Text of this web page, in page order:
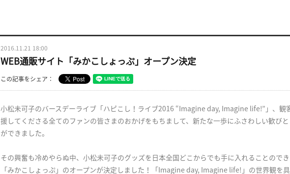
2016.11.21 18:00
WEB通販サイト「みかこしょっぷ」オープン決定
この記事をシェア：
小松未可子のバースデーライブ「ハピこし！ライブ2016 “Imagine day, Imagine life!”」、観
援してくださる全てのファンの皆さまのおかげをもちまして、新たな一歩にふさわしい歓び
ができました。
その興奮も冷めやらぬ中、小松未可子のグッズを日本全国どこからでも手に入れることのでき
「みかこしょっぷ」のオープンが決定しました！「Imagine day, Imagine life!」の世界観を